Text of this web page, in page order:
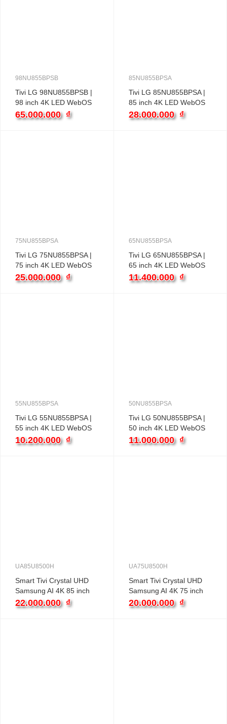
98NU855BPSB
Tivi LG 98NU855BPSB |
98 inch 4K LED WebOS
65.000.000 ₫
85NU855BPSA
Tivi LG 85NU855BPSA |
85 inch 4K LED WebOS
28.000.000 ₫
75NU855BPSA
Tivi LG 75NU855BPSA |
75 inch 4K LED WebOS
25.000.000 ₫
65NU855BPSA
Tivi LG 65NU855BPSA |
65 inch 4K LED WebOS
11.400.000 ₫
55NU855BPSA
Tivi LG 55NU855BPSA |
55 inch 4K LED WebOS
10.200.000 ₫
50NU855BPSA
Tivi LG 50NU855BPSA |
50 inch 4K LED WebOS
11.000.000 ₫
UA85U8500H
Smart Tivi Crystal UHD
Samsung AI 4K 85 inch
UA85U8500H
22.000.000 ₫
UA75U8500H
Smart Tivi Crystal UHD
Samsung AI 4K 75 inch
UA75U8500H
20.000.000 ₫